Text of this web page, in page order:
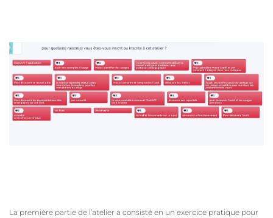
La première partie de l’atelier a consisté en un exercice pratique pour